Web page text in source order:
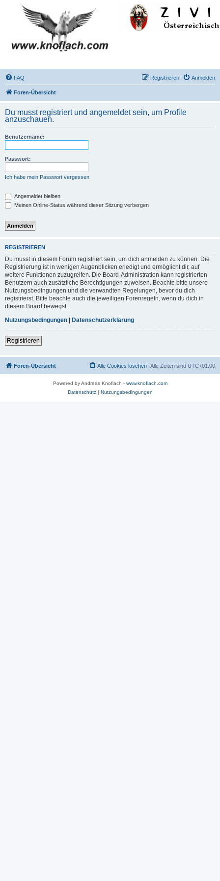
FAQ Anmelden
Registrieren
Foren-Übersicht
Du musst registriert und angemeldet sein, um Profile
anzuschauen.
Benutzername:
Passwort:
Ich habe mein Passwort vergessen
Angemeldet bleiben
Meinen Online-Status während dieser Sitzung verbergen
REGISTRIEREN
Du musst in diesem Forum registriert sein, um dich anmelden zu können. Die
Registrierung ist in wenigen Augenblicken erledigt und ermöglicht dir, auf
weitere Funktionen zuzugreifen. Die Board-Administration kann registrierten
Benutzern auch zusätzliche Berechtigungen zuweisen. Beachte bitte unsere
Nutzungsbedingungen und die verwandten Regelungen, bevor du dich
registrierst. Bitte beachte auch die jeweiligen Forenregeln, wenn du dich in
diesem Board bewegst.
Nutzungsbedingungen | Datenschutzerklärung
Registrieren
Foren-Übersicht Alle Zeiten sind UTC+01:00
Alle Cookies löschen
Powered by Andreas Knoflach - www.knoflach.com
Datenschutz| Nutzungsbedingungen